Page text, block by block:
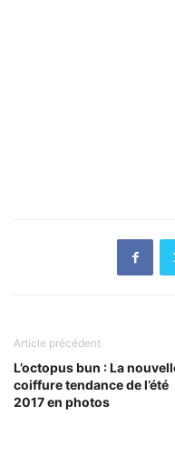
Article précédent
L’octopus bun : La
coiffure tendance de l’été
2017 en photos